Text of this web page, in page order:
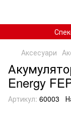
Аксесуари
Energy
Артикул: 60003